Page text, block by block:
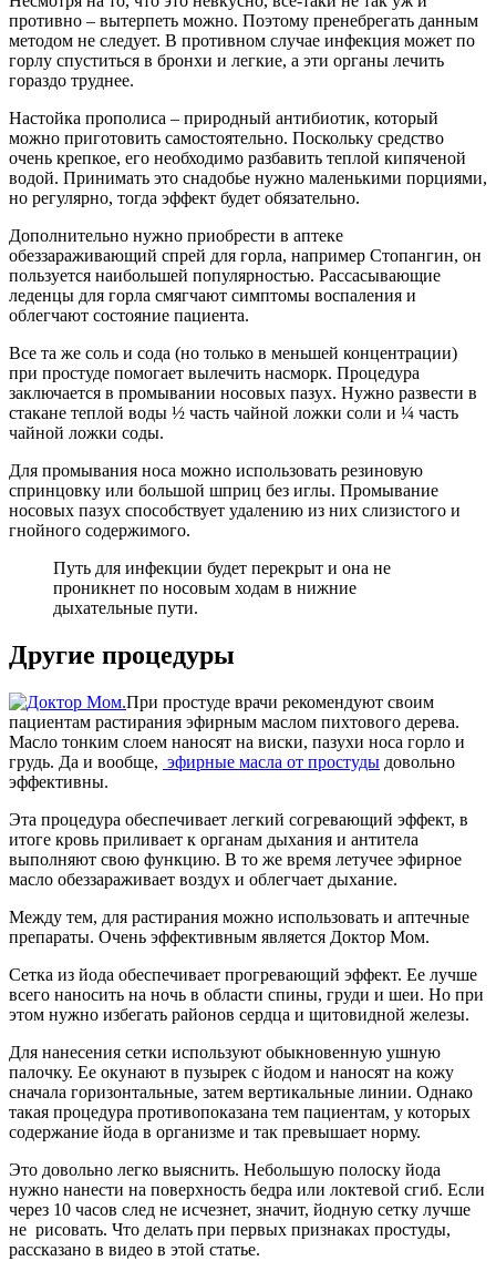
противно – вытерпеть можно. Поэтому пренебрегать данным
методом не следует. В противном случае инфекция может по
горлу спуститься в бронхи и легкие, а эти органы лечить
гораздо труднее.
Настойка прополиса – природный антибиотик, который
можно приготовить самостоятельно. Поскольку средство
очень крепкое, его необходимо разбавить теплой кипяченой
водой. Принимать это снадобье нужно маленькими порциями,
но регулярно, тогда эффект будет обязательно.
Дополнительно нужно приобрести в аптеке
обеззараживающий спрей для горла, например Стопангин, он
пользуется наибольшей популярностью. Рассасывающие
леденцы для горла смягчают симптомы воспаления и
облегчают состояние пациента.
Все та же соль и сода (но только в меньшей концентрации)
при простуде помогает вылечить насморк. Процедура
заключается в промывании носовых пазух. Нужно развести в
стакане теплой воды ½ часть чайной ложки соли и ¼ часть
чайной ложки соды.
Для промывания носа можно использовать резиновую
спринцовку или большой шприц без иглы. Промывание
носовых пазух способствует удалению из них слизистого и
гнойного содержимого.
Путь для инфекции будет перекрыт и она не
проникнет по носовым ходам в нижние
дыхательные пути.
Другие процедуры
При простуде врачи рекомендуют своим
пациентам растирания эфирным маслом пихтового дерева.
Масло тонким слоем наносят на виски, пазухи носа горло и
грудь. Да и вообще, эфирные масла от простуды довольно
эффективны.
Эта процедура обеспечивает легкий согревающий эффект, в
итоге кровь приливает к органам дыхания и антитела
выполняют свою функцию. В то же время летучее эфирное
масло обеззараживает воздух и облегчает дыхание.
Между тем, для растирания можно использовать и аптечные
препараты. Очень эффективным является Доктор Мом.
Сетка из йода обеспечивает прогревающий эффект. Ее лучше
всего наносить на ночь в области спины, груди и шеи. Но при
этом нужно избегать районов сердца и щитовидной железы.
Для нанесения сетки используют обыкновенную ушную
палочку. Ее окунают в пузырек с йодом и наносят на кожу
сначала горизонтальные, затем вертикальные линии. Однако
такая процедура противопоказана тем пациентам, у которых
содержание йода в организме и так превышает норму.
Это довольно легко выяснить. Небольшую полоску йода
нужно нанести на поверхность бедра или локтевой сгиб. Если
через 10 часов след не исчезнет, значит, йодную сетку лучше
не рисовать. Что делать при первых признаках простуды,
рассказано в видео в этой статье.